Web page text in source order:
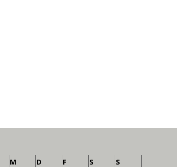
M D F S S